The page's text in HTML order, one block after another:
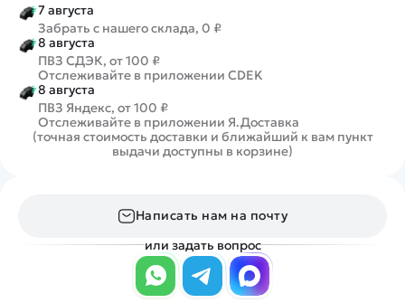
7 августа
Забрать с нашего склада, 0 ₽
8 августа
ПВЗ СДЭК, от 100 ₽
Отслеживайте в приложении CDEK
8 августа
ПВЗ Яндекс, от 100 ₽
Отслеживайте в приложении Я.Доставка
(точная стоимость доставки и ближайший к вам пункт
выдачи доступны в корзине)
Написать нам на почту
или задать вопрос